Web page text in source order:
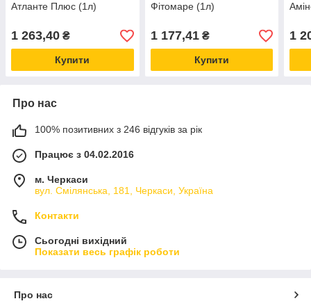
Атланте Плюс (1л)
1 263,40 ₴
Купити
Фітомаре (1л)
1 177,41₴
Купити
1
Про нас
100% позитивних з 246 відгуків за рік
Працює з 04.02.2016
м. Черкаси
вул. Смілянська, 181, Черкаси, Україна
Контакти
Сьогодні вихідний
Показати весь графік роботи
Про нас